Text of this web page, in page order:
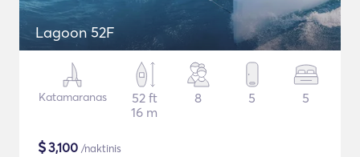
Lagoon 52F
Katamaranas
52 ft
16 m
8 5 5
$3,100 /naktinis